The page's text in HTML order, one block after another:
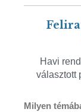
Havi
választott
Milyen